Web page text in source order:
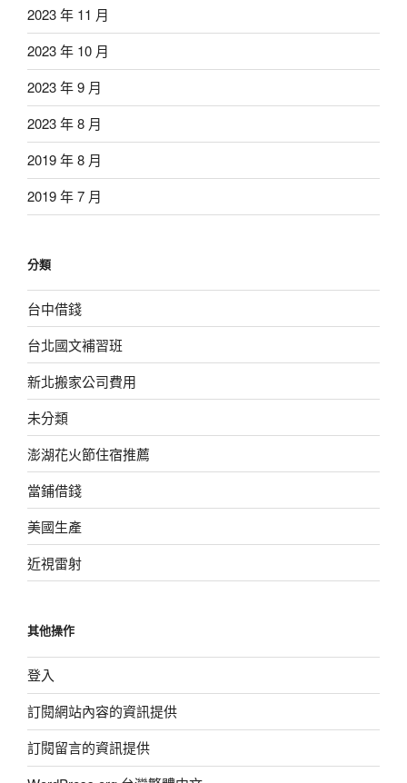
2023 年 11 月
2023 年 10 月
2023 年 9 月
2023 年 8 月
2019 年 8 月
2019 年 7 月
分類
台中借錢
台北國文補習班
新北搬家公司費用
未分類
澎湖花火節住宿推薦
當鋪借錢
美國生產
近視雷射
其他操作
登入
訂閱網站內容的資訊提供
訂閱留言的資訊提供